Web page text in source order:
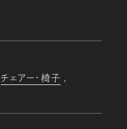
チェアー・椅子